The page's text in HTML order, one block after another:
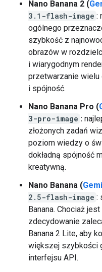
Nano Banana 2 (
3.1-flash-image :
ogólnego
szybkość z
obrazów w
i wiarygodnym
przetwarzanie wielu
i spójność.
Nano Banana Pro (
3-pro-image :
złożonych zadań
poziom wiedzy o
dokładną spójność
kreatywną.
Nano Banana (
2.5-flash-image :
Banana. Chociaż
zdecydowanie
Banana 2 Lite, aby
większej szybkości
interfejsu API.